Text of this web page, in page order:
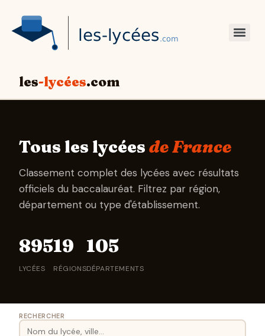
les-lycées.com
Tous les lycées de France
Classement complet des lycées avec résultats
officiels du baccalauréat. Filtrez par région,
département ou type d'établissement.
895
LYCÉES
19
RÉGIONS
105
DÉPARTEMENTS
RECHERCHER